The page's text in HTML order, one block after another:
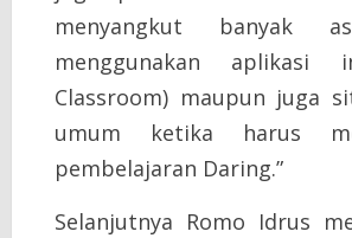
menyangkut banyak
menggunakan aplikasi
Classroom) maupun juga
umum ketika harus
pembelajaran Daring.”
Selanjutnya Romo Idrus